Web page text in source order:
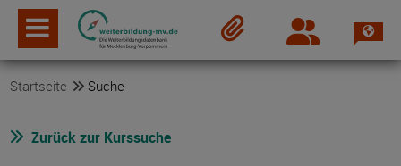
Login
Startseite Suche
Zurück zur Kurssuche